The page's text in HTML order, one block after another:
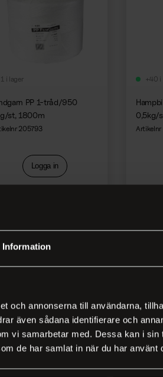
Information
och annonserna till användarna,
även sådana identifierare och
vi samarbetar med. Dessa kan i sin
de har samlat in när du har använt
1 i lager
PP 1-tråd/950
st, 1800m
205793
Logga in
+40 i
0,5kg/
+10 i lager
4/1, 4-tråd
222038
+10 i